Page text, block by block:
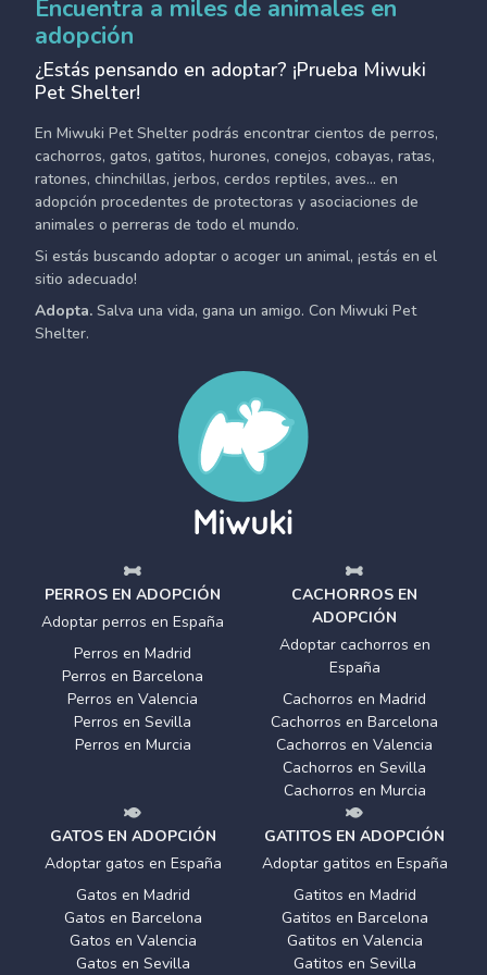
Encuentra a miles de animales en
adopción
¿Estás pensando en adoptar? ¡Prueba Miwuki
Pet Shelter!
En Miwuki Pet Shelter podrás encontrar cientos de perros,
cachorros, gatos, gatitos, hurones, conejos, cobayas, ratas,
ratones, chinchillas, jerbos, cerdos reptiles, aves... en
adopción procedentes de protectoras y asociaciones de
animales o perreras de todo el mundo.
Si estás buscando adoptar o acoger un animal, ¡estás en el
sitio adecuado!
Adopta. Salva una vida, gana un amigo. Con Miwuki Pet
Shelter.
PERROS EN ADOPCIÓN
Adoptar perros en España
Perros en Madrid
Perros en Barcelona
Perros en Valencia
Perros en Sevilla
Perros en Murcia
CACHORROS EN
ADOPCIÓN
Adoptar cachorros en
España
Cachorros en Madrid
Cachorros en Barcelona
Cachorros en Valencia
Cachorros en Sevilla
Cachorros en Murcia
GATOS EN ADOPCIÓN
Adoptar gatos en España
Gatos en Madrid
Gatos en Barcelona
Gatos en Valencia
Gatos en Sevilla
GATITOS EN ADOPCIÓN
Adoptar gatitos en España
Gatitos en Madrid
Gatitos en Barcelona
Gatitos en Valencia
Gatitos en Sevilla